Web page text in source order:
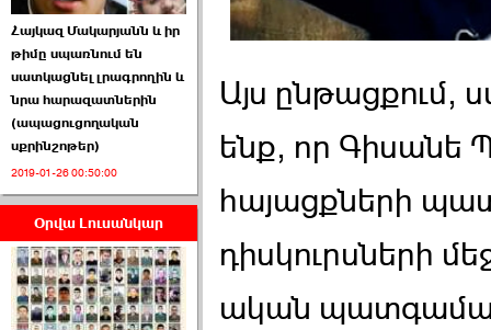
Սահմանադրական
դատարանը մերժեց ›››
2026-07-02 00:39:00
ՈՒՂԻՂ․ ԱԺ-ն
Կառավարության ›››
2026-07-01 00:52:00
Հայկազ Մակարյանն և իր
թիմը սպառնում են
սատկացնել լրագրողին և
նրա հարազատներին
(ապացուցողական
սքրինշոթեր)
2019-01-26 00:50:00
Օրվա Լուսանկար
Այս ընթացքում,
ենք, որ Գիսանե
հայացքների
դիսկուրսների
ական